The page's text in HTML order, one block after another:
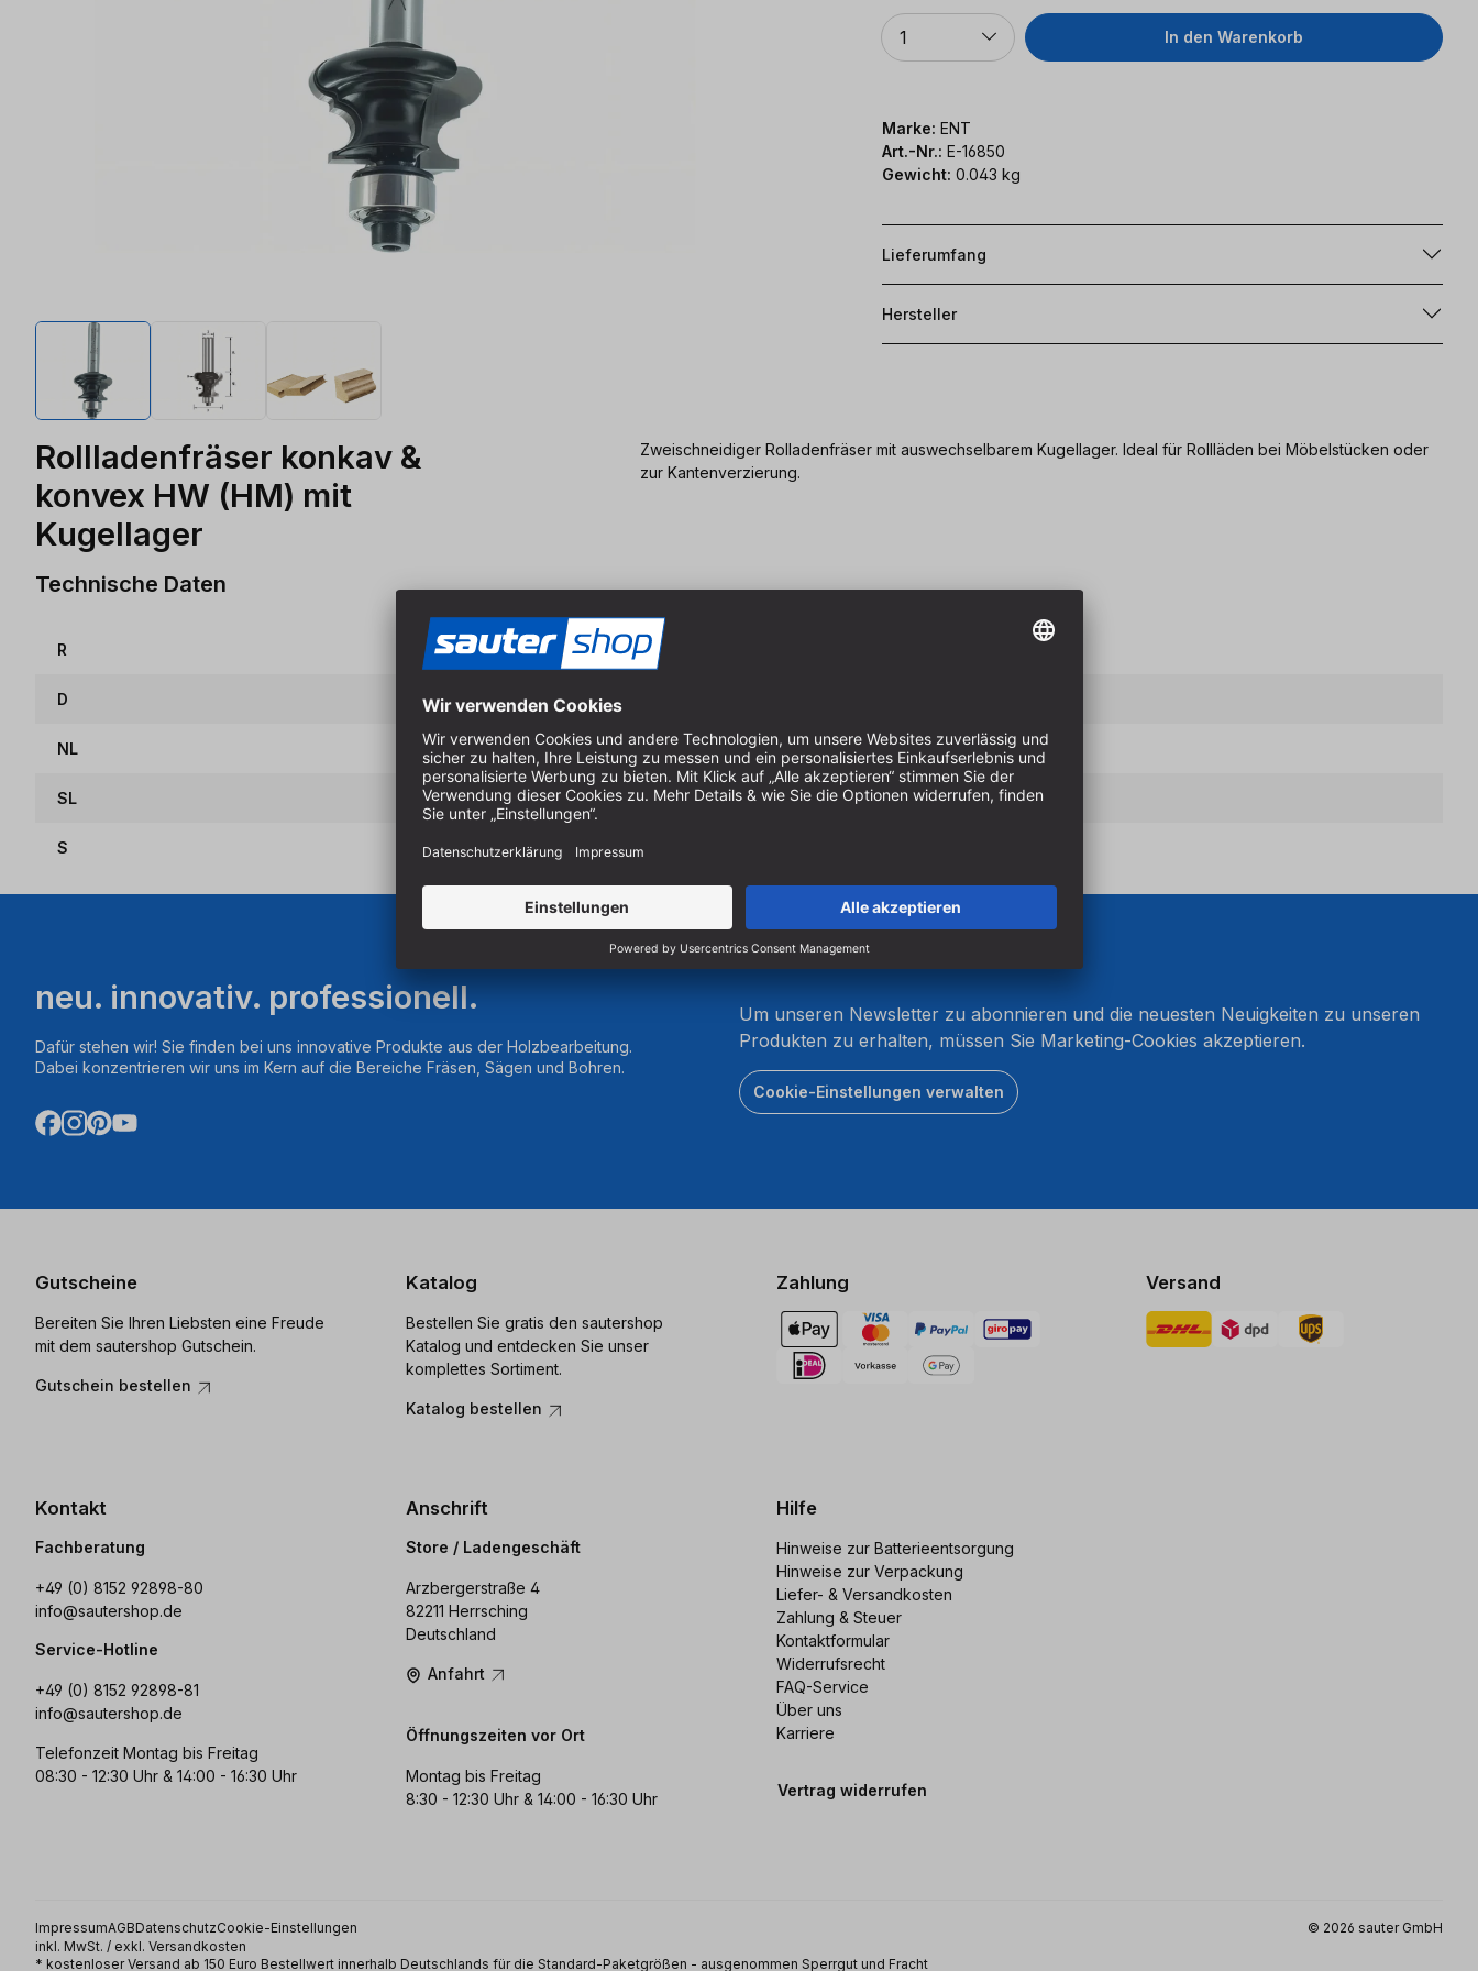
Anzahl
1 In den Warenkorb
Marke: ENT
Art.-Nr.: E-16850
Gewicht: 0.043 kg
Lieferumfang
Hersteller
Rollladenfräser konkav &
konvex HW (HM) mit
Kugellager
Zweischneidiger Rolladenfräser mit auswechselbarem Kugellager. Ideal für Rollläden bei Möbelstücken oder
zur Kantenverzierung.
Technische Daten
R 3,18 mm
D 25,4 mm
NL 15,9 mm
SL 32 mm
S 8 mm
neu. innovativ. professionell.
Dafür stehen wir! Sie finden bei uns innovative Produkte aus der Holzbearbeitung.
Dabei konzentrieren wir uns im Kern auf die Bereiche Fräsen, Sägen und Bohren.
Um unseren Newsletter zu abonnieren und die neuesten Neuigkeiten zu unseren
Produkten zu erhalten, müssen Sie Marketing-Cookies akzeptieren.
Cookie-Einstellungen verwalten
Gutscheine
Bereiten Sie Ihren Liebsten eine Freude
mit dem sautershop Gutschein.
Gutschein bestellen
Katalog
Bestellen Sie gratis den sautershop
Katalog und entdecken Sie unser
komplettes Sortiment.
Katalog bestellen
Zahlung Versand
Kontakt
Fachberatung
+49 (0) 8152 92898-80
info@sautershop.de
Service-Hotline
+49 (0) 8152 92898-81
info@sautershop.de
Telefonzeit Montag bis Freitag
08:30 - 12:30 Uhr & 14:00 - 16:30 Uhr
Anschrift
Store / Ladengeschäft
Arzbergerstraße 4
82211 Herrsching
Deutschland
Anfahrt
Öffnungszeiten vor Ort
Montag bis Freitag
8:30 - 12:30 Uhr & 14:00 - 16:30 Uhr
Hilfe
Hinweise zur Batterieentsorgung
Hinweise zur Verpackung
Liefer- & Versandkosten
Zahlung & Steuer
Kontaktformular
Widerrufsrecht
FAQ-Service
Über uns
Karriere
Vertrag widerrufen
ImpressumAGBDatenschutzCookie-Einstellungen
© 2026 sauter GmbH
inkl. MwSt. / exkl. Versandkosten
* kostenloser Versand ab 150 Euro Bestellwert innerhalb Deutschlands für die Standard-Paketgrößen - ausgenommen Sperrgut und Fracht